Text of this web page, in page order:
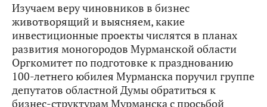
Изучаем веру чиновников в бизнес
животворящий и выясняем, какие
инвестиционные проекты числятся в планах
развития моногородов Мурманской области
Оргкомитет по подготовке к празднованию
100-летнего юбилея Мурманска поручил группе
депутатов областной Думы обратиться к
бизнес-структурам Мурманска с просьбой